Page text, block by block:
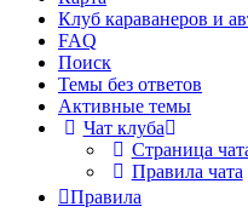
Клуб караванеров и
FAQ
Поиск
Темы без ответов
Активные темы
Чат клуба
Страница
Правила чата
Правила